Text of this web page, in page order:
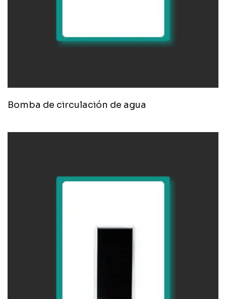
Bomba de circulación de agua